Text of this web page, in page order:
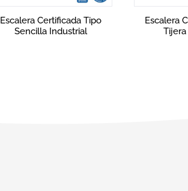
Escalera Certificada Tipo
Tijera Industrial.
Escalera
Tijera